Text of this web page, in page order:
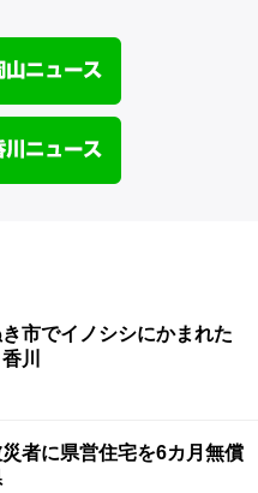
き市でイノシシにかまれた
川
者に県営住宅を6カ月無償